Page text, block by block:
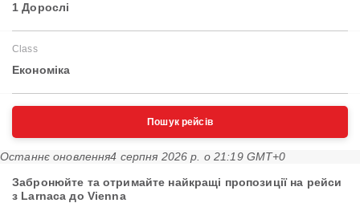
1 Дорослі
Class
Економіка
Пошук рейсів
Останнє оновлення4 серпня 2026 р. о 21:19 GMT+0
Забронюйте та отримайте найкращі пропозиції на рейси
з Larnaca до Vienna